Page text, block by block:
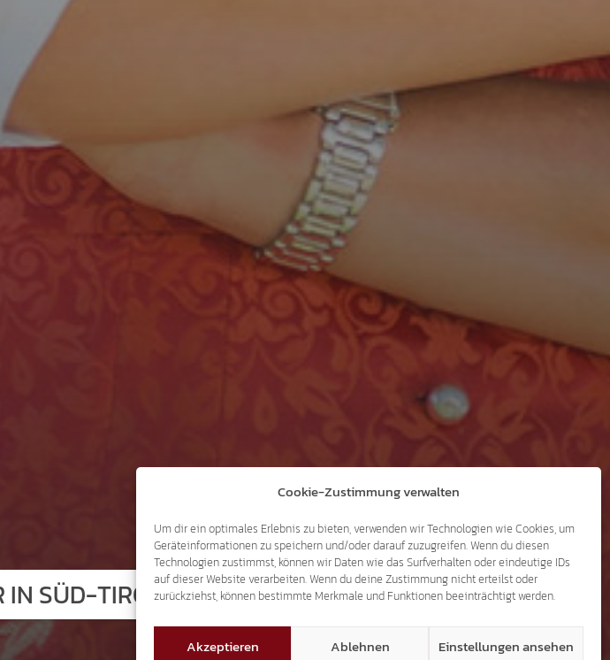
Cookie-Zustimmung verwalten
Um dir ein optimales Erlebnis zu bieten, verwenden wir Technologien wie Cookies, um
Geräteinformationen zu speichern und/oder darauf zuzugreifen. Wenn du diesen
Technologien zustimmst, können wir Daten wie das Surfverhalten oder eindeutige IDs
auf dieser Website verarbeiten. Wenn du deine Zustimmung nicht erteilst oder
zurückziehst, können bestimmte Merkmale und Funktionen beeinträchtigt werden.
Akzeptieren Ablehnen Einstellungen ansehen
IN SÜD-TIROL.